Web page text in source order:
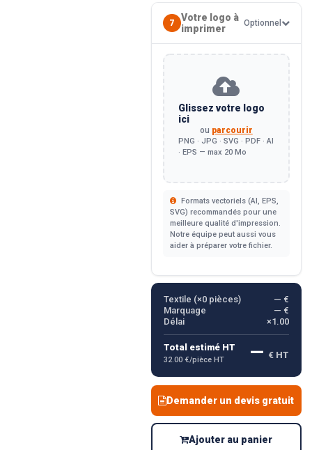
7
Votre logo à
imprimer
Optionnel
Glissez votre logo
ici
ou parcourir
PNG · JPG · SVG · PDF · AI
· EPS — max 20 Mo
Formats vectoriels (AI, EPS,
SVG) recommandés pour une
meilleure qualité d'impression.
Notre équipe peut aussi vous
aider à préparer votre fichier.
Textile (×0pièces)
— €
Marquage
— €
Délai
×1.00
Total estimé HT
32.00 €/pièce HT — € HT
Demander un devis gratuit
Ajouter au panier